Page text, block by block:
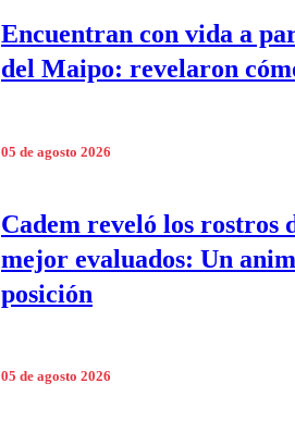
Encuentran con vida a
del Maipo: revelaron
05 de agosto 2026
Cadem reveló los rostros
mejor evaluados: Un
posición
05 de agosto 2026